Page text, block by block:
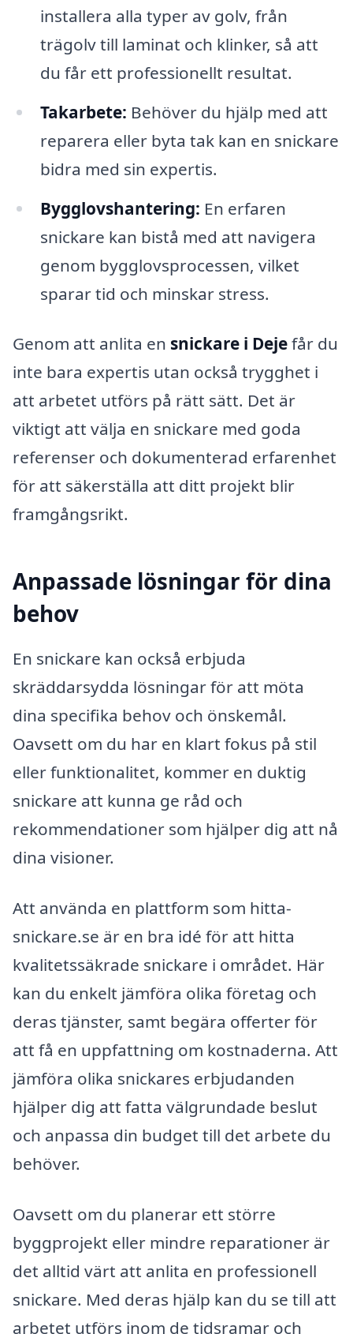
installera alla typer av golv, från
trägolv till laminat och klinker, så att
du får ett professionellt resultat.
Takarbete: Behöver du hjälp med att
reparera eller byta tak kan en snickare
bidra med sin expertis.
Bygglovshantering: En erfaren
snickare kan bistå med att navigera
genom bygglovsprocessen, vilket
sparar tid och minskar stress.
Genom att anlita en snickare i Dejefår du
inte bara expertis utan också trygghet i
att arbetet utförs på rätt sätt. Det är
viktigt att välja en snickare med goda
referenser och dokumenterad erfarenhet
för att säkerställa att ditt projekt blir
framgångsrikt.
Anpassade lösningar för dina
behov
En snickare kan också erbjuda
skräddarsydda lösningar för att möta
dina specifika behov och önskemål.
Oavsett om du har en klart fokus på stil
eller funktionalitet, kommer en duktig
snickare att kunna ge råd och
rekommendationer som hjälper dig att nå
dina visioner.
Att använda en plattform som hitta-
snickare.se är en bra idé för att hitta
kvalitetssäkrade snickare i området. Här
kan du enkelt jämföra olika företag och
deras tjänster, samt begära offerter för
att få en uppfattning om kostnaderna. Att
jämföra olika snickares erbjudanden
hjälper dig att fatta välgrundade beslut
och anpassa din budget till det arbete du
behöver.
Oavsett om du planerar ett större
byggprojekt eller mindre reparationer är
det alltid värt att anlita en professionell
snickare. Med deras hjälp kan du se till att
arbetet utförs inom de tidsramar och